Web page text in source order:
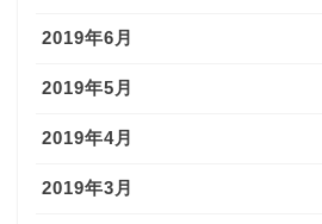
2019年6月
2019年5月
2019年4月
2019年3月